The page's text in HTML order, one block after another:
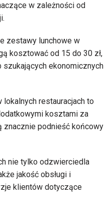
w zależności od
zestawy lunchowe w
kosztować od 15 do 30 zł,
ekonomicznych
restauracjach to
kosztami za
znacznie podnieść końcowy
nie tylko odzwierciedla
jakość obsługi i
klientów dotyczące